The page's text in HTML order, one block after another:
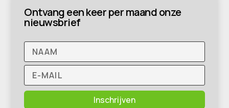
Ontvang een keer per maand onze
nieuwsbrief
Inschrijven